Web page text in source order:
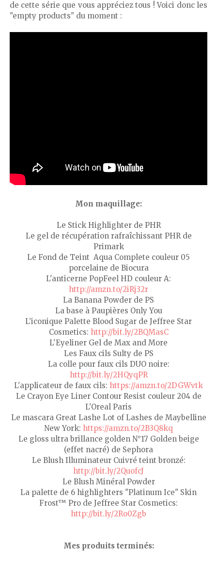
de cette série que vous appréciez tous ! Voici donc les
"empty products" du moment :
Mon maquillage:
Le Stick Highlighter de PHR
Le gel de récupération rafraîchissant PHR de
Primark
Le Fond de Teint Aqua Complete couleur 05
porcelaine de Biocura
L'anticerne PopFeel HD couleur A:
http://amzn.to/2iRj32r
La Banana Powder de PS
La base à Paupières Only You
L’iconique Palette Blood Sugar de Jeffree Star
Cosmetics: http://bit.ly/2BQMasC
L'Eyeliner Gel de Max and More
Les Faux cils Sulty de PS
La colle pour faux cils DUO noire:
http://bit.ly/2HQyqPR
L'applicateur de faux cils: https://amzn.to/2DGWvtk
Le Crayon Eye Liner Contour Resist couleur 204 de
L'Oreal Paris
Le mascara Great Lashe Lot of Lashes de Maybelline
New York: https://amzn.to/2B3Q8kq
Le gloss ultra brillance golden N°17 Golden beige
(effet nacré) de Sephora
Le Blush Illuminateur Cuivré teint bronzé:
http://bit.ly/2QuofcJ
Le Blush Minéral Powder
La palette de 6 highlighters "Platinum Ice" Skin
Frost™ Pro de Jeffree Star Cosmetics:
http://bit.ly/2Ro0Zgb
Mes produits terminés: